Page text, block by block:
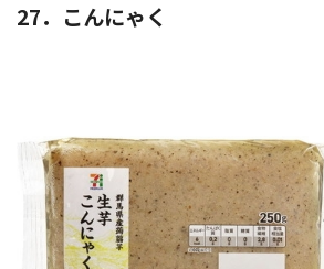
27．こんにゃく